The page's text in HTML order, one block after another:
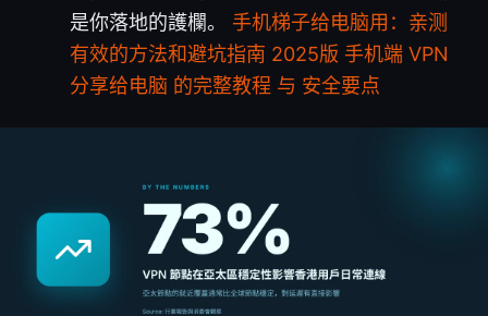
是你落地的護欄。 手机梯子给电脑用：亲测
有效的方法和避坑指南 2025版 手机端 VPN
分享给电脑 的完整教程 与 安全要点